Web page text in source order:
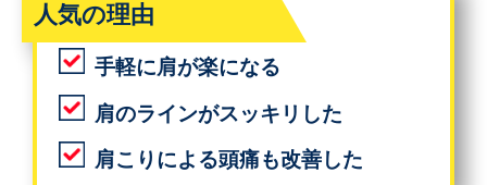
人気の理由
手軽に肩が楽になる
肩のラインがスッキリした
肩こりによる頭痛も改善した